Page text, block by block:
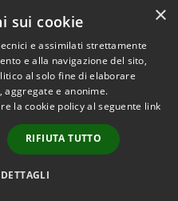
Copyright © 2026 • Comune di
Gizzeria • Powered by
Municipium•
Accesso
redazione
×
sui cookie
e assimilati strettamente
e alla navigazione del sito,
al solo fine di elaborare
aggregate e anonime.
la cookie policy al seguente link
RIFIUTA TUTTO